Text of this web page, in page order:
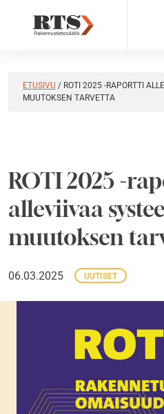
ETUSIVU / ROTI 2025 -RAPORTTI
MUUTOKSEN TARVETTA
ROTI 2025 -
alleviivaa
muutoksen
06.03.2025 UUTISET